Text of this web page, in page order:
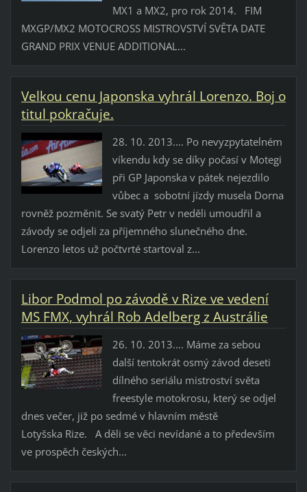
MX1 a MX2, pro rok 2014. FIM
MXGP/MX2 MOTOCROSS MISTROVSTVÍ SVĚTA DATE
GRAND PRIX VENUE ADDITIONAL...
Velkou cenu Japonska vyhrál Lorenzo. Boj o
titul pokračuje.
28. 10. 2013.... Po nevyzpytatelném
víkendu kdy se díky počasí v Motegi
při GP Japonska v pátek nejezdilo
vůbec a sobotní jízdy musela Dorna
rovněž pozměnit. Se svatý Petr v neděli umoudřil a
závody se odjeli za příjemného slunečného dne.
Lorenzo letos už počtvrté startoval z...
Libor Podmol po závodě v Rize ve vedení
MS FMX, vyhrál Rob Adelberg z Austrálie
26. 10. 2013.... Máme za sebou
další tentokrát osmý závod deseti
dílného seriálu mistroství světa
freestyle motokrosu, který se odjel
dnes večer, již po sedmé v hlavním městě
Lotyšska Rize. A děli se věci nevídané a to především
ve prospěch českých...